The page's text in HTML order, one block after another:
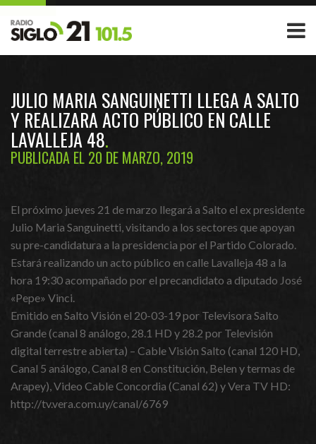
JULIO MARIA SANGUINETTI LLEGA A SALTO
Y REALIZARA ACTO PÚBLICO EN CALLE
LAVALLEJA 48
PUBLICADA EL 20 DE MARZO, 2019
El próximo jueves 21 de marzo llegará a Salto el ex presidente
Julio Maria Sanguinetti, visitando a los sectores que apoyan
su pre-candidatura a la presidencia por el Partido Colorado.
Estará realizando un acto público en calle Lavalleja 48 a la
hora 19:30 acompañado por el precandidato a diputado José
«Pepe» Vinci.
Emitido en Salto Visión el 20-03-19 por Televisora Salto
Grande (canal 8 análogo, 28.1 HD y 28.2 por Televisión
digital terrestre abierta) – Cable Visión Salto (canal 120 HD,
Canal 5 análogo, Canal 8 en Constitución, Belen y termas de
Arapey), Video Cable Concordia (Canal 62) y Vera TV HD:
http://tv.vera.com.uy/canal/6769